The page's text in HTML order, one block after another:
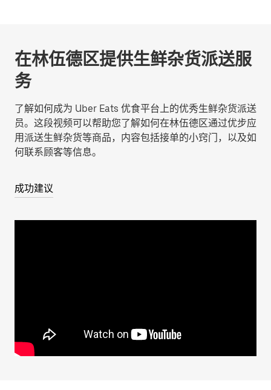
在林伍德区提供生鲜杂货派送服
务
了解如何成为 Uber Eats 优食平台上的优秀生鲜杂货派送
员。这段视频可以帮助您了解如何在林伍德区通过优步应
用派送生鲜杂货等商品，内容包括接单的小窍门，以及如
何联系顾客等信息。
成功建议